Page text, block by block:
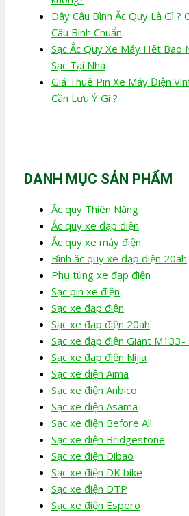
Dây Câu Bình Ắc Quy Là Gì ?
Câu Bình Chuẩn
Sạc Ắc Quy Xe Máy Hết Bao
Sạc Tại Nhà
Giá Thuê Pin Xe Máy Điện
Cần Lưu Ý Gì ?
DANH MỤC SẢN PHẨM
Ắc quy Thiên Năng
Ắc quy xe đạp điện
Ắc quy xe máy điện
Bình ắc quy xe đạp điện 20ah
Phụ tùng xe đạp điện
Sạc pin xe điện
Sạc xe đạp điện
Sạc xe đạp điện 20ah
Sạc xe đạp điện Giant M133-
Sạc xe đạp điện Nijia
Sạc xe điện Aima
Sạc xe điện Anbico
Sạc xe điện Asama
Sạc xe điện Before All
Sạc xe điện Bridgestone
Sạc xe điện Dibao
Sạc xe điện DK bike
Sạc xe điện DTP
Sạc xe điện Espero